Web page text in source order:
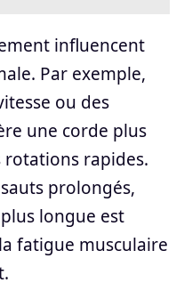
influencent
Par exemple,
ou des
une corde plus
rapides.
prolongés,
longue est
fatigue musculaire